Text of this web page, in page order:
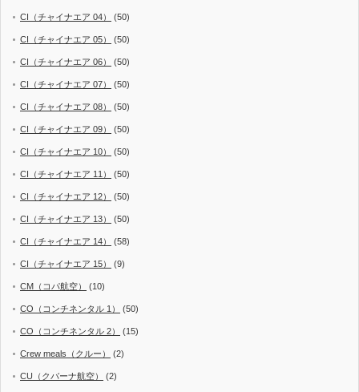
CI（チャイナエア 04） (50)
CI（チャイナエア 05） (50)
CI（チャイナエア 06） (50)
CI（チャイナエア 07） (50)
CI（チャイナエア 08） (50)
CI（チャイナエア 09） (50)
CI（チャイナエア 10） (50)
CI（チャイナエア 11） (50)
CI（チャイナエア 12） (50)
CI（チャイナエア 13） (50)
CI（チャイナエア 14） (58)
CI（チャイナエア 15） (9)
CM（コパ航空） (10)
CO（コンチネンタル 1） (50)
CO（コンチネンタル 2） (15)
Crew meals（クルー） (2)
CU（クバーナ航空） (2)